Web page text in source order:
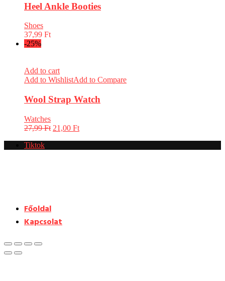
Heel Ankle Booties
Shoes
37,99 Ft
-25%
Add to cart
Add to WishlistAdd to Compare
Wool Strap Watch
Watches
27,99Ft 21,00 Ft
Tiktok
Főoldal
Kapcsolat